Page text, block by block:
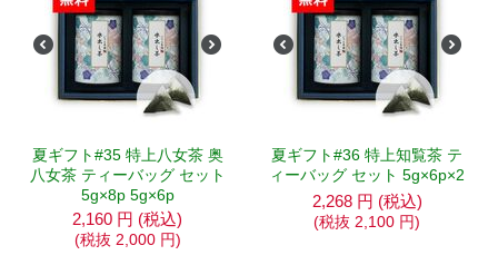
夏ギフト#35 特上八女茶 奥
八女茶 ティーバッグ セット
5g×8p 5g×6p
2,160 円 (税込)
(税抜 2,000 円)
夏ギフト#36 特上知覧茶 テ
ィーバッグ セット 5g×6p×2
2,268 円 (税込)
(税抜 2,100 円)